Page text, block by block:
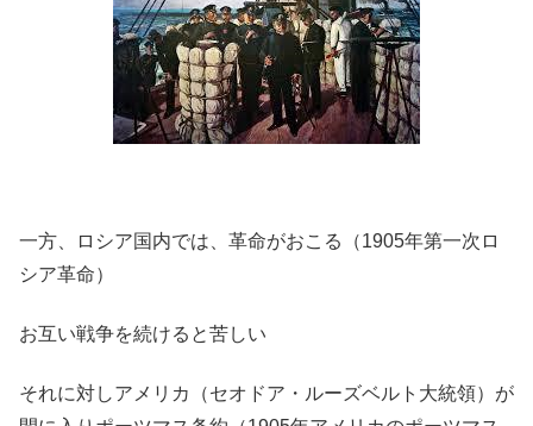
一方、ロシア国内では、革命がおこる（1905年第一次ロ
シア革命）
お互い戦争を続けると苦しい
それに対しアメリカ（セオドア・ルーズベルト大統領）が